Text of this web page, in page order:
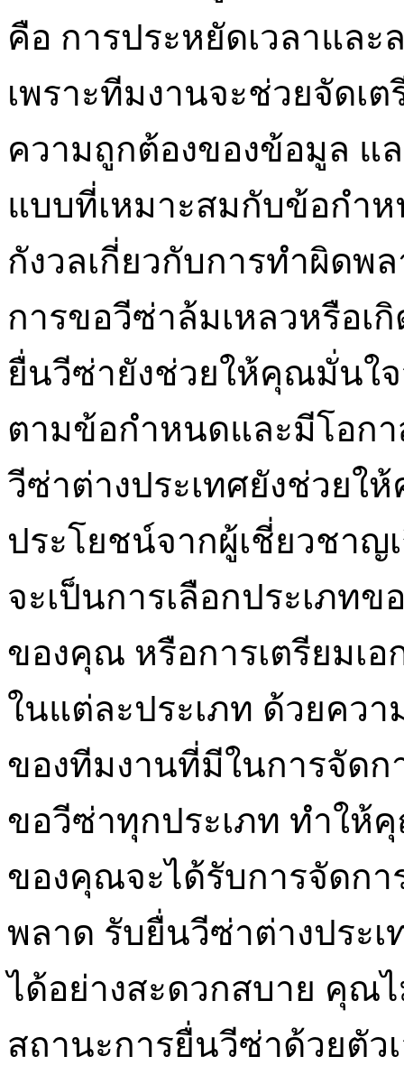
คือ การประหยัดเวลาแล
เพราะทีมงานจะช่วยจัดเ
ความถูกต้องของข้อมูล แ
แบบที่เหมาะสมกับข้อกำ
กังวลเกี่ยวกับการทำผิดพ
การขอวีซ่าล้มเหลวหรือเ
ยื่นวีซ่ายังช่วยให้คุณมั่นใ
ตามข้อกำหนดและมีโอก
วีซ่าต่างประเทศยังช่วย
ประโยชน์จากผู้เชี่ยวชาญ
จะเป็นการเลือกประเภท
ของคุณ หรือการเตรียมเ
ในแต่ละประเภท ด้วยคว
ของทีมงานที่มีในการจัดก
ขอวีซ่าทุกประเภท ทำให้
ของคุณจะได้รับการจัดก
พลาด รับยื่นวีซ่าต่างประ
ได้อย่างสะดวกสบาย คุณ
สถานะการยื่นวีซ่าด้วยตัว